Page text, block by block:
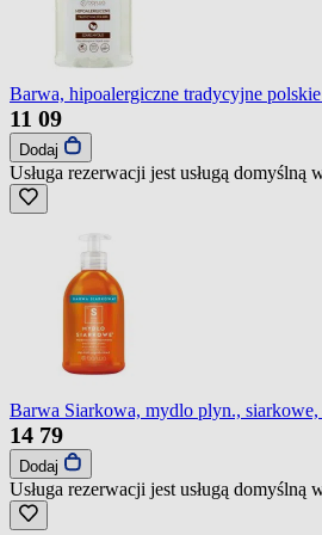
Barwa, hipoalergiczne tradycyjne
11 09
Dodaj
Usługa rezerwacji jest usługą domyślną
Barwa Siarkowa, mydlo plyn., siarkowe,
14 79
Dodaj
Usługa rezerwacji jest usługą domyślną